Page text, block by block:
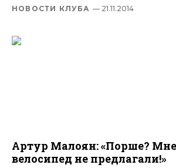
НОВОСТИ КЛУБА — 21.11.2014
Артур Малоян: «Порше?
велосипед не предлагали!»